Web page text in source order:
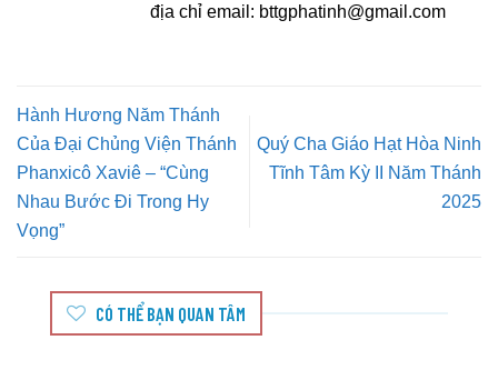
địa chỉ email: bttgphatinh@gmail.com
Hành Hương Năm Thánh
Của Đại Chủng Viện Thánh
Phanxicô Xaviê – “Cùng
Nhau Bước Đi Trong Hy
Vọng”
Quý Cha Giáo Hạt Hòa Ninh
Tĩnh Tâm Kỳ II Năm Thánh
2025
CÓ THỂ BẠN QUAN TÂM